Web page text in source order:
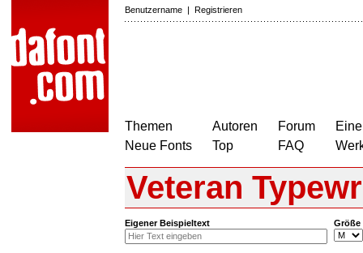
Benutzername | Registrieren
Themen
Neue Fonts
Autoren
Top
Forum
FAQ
Veteran
Eigener Beispieltext Größe